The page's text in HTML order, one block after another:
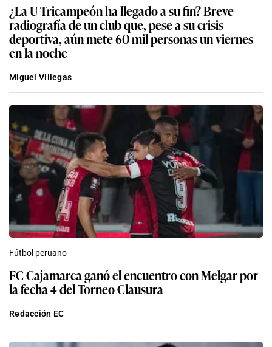
¿La U Tricampeón ha llegado a su fin? Breve
radiografía de un club que, pese a su crisis
deportiva, aún mete 60 mil personas un viernes
en la noche
Miguel Villegas
Fútbol peruano
FC Cajamarca ganó el encuentro con Melgar por
la fecha 4 del Torneo Clausura
Redacción EC